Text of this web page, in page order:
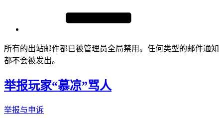
所有的出站邮件都已被管理员全局禁用。任何类型的邮件通知
都不会被发出。
举报玩家“慕凉”骂人
举报与申诉